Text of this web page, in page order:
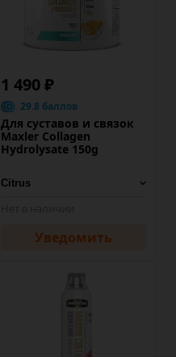
1 490 ₽
29.8 баллов
Для суставов и связок
Maxler Collagen
Hydrolysate 150g
Уведомить